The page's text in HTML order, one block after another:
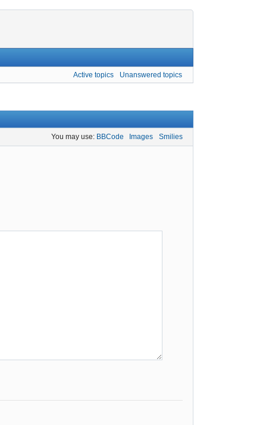
Active topics Unanswered topics
You may use: BBCode Images Smilies